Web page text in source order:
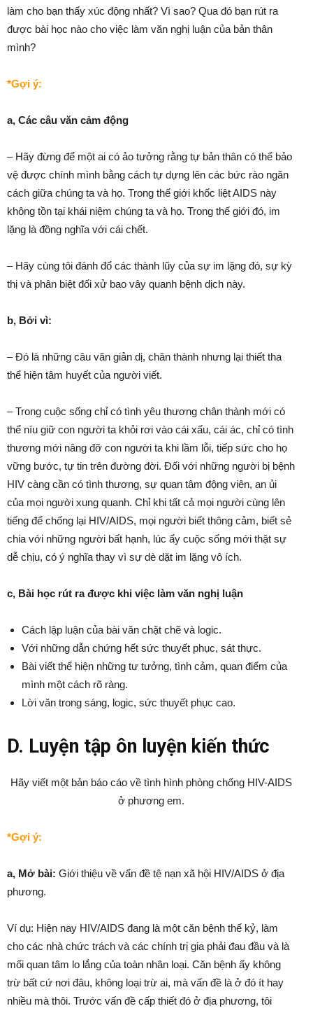
làm cho bạn thấy xúc động nhất? Vì sao? Qua đó bạn rút ra
được bài học nào cho việc làm văn nghị luận của bản thân
mình?
*Gợi ý:
a, Các câu văn cảm động
– Hãy đừng để một ai có ảo tưởng rằng tự bản thân có thể bảo
vệ được chính mình bằng cách tự dựng lên các bức rào ngăn
cách giữa chúng ta và họ. Trong thế giới khốc liệt AIDS này
không tồn tại khái niệm chúng ta và họ. Trong thế giới đó, im
lặng là đồng nghĩa với cái chết.
– Hãy cùng tôi đánh đổ các thành lũy của sự im lặng đó, sự kỳ
thị và phân biệt đối xử bao vây quanh bệnh dịch này.
b, Bởi vì:
– Đó là những câu văn giản dị, chân thành nhưng lại thiết tha
thể hiện tâm huyết của người viết.
– Trong cuộc sống chỉ có tình yêu thương chân thành mới có
thể níu giữ con người ta khỏi rơi vào cái xấu, cái ác, chỉ có tình
thương mới nâng đỡ con người ta khi lầm lỗi, tiếp sức cho họ
vững bước, tự tin trên đường đời. Đối với những người bị bệnh
HIV càng cần có tình thương, sự quan tâm động viên, an ủi
của mọi người xung quanh. Chỉ khi tất cả mọi người cùng lên
tiếng để chống lại HIV/AIDS, mọi người biết thông cảm, biết sẻ
chia với những người bất hạnh, lúc ấy cuộc sống mới thật sự
dễ chịu, có ý nghĩa thay vì sự dè dặt im lặng vô ích.
c, Bài học rút ra được khi việc làm văn nghị luận
Cách lập luận của bài văn chặt chẽ và logic.
Với những dẫn chứng hết sức thuyết phục, sát thực.
Bài viết thể hiện những tư tưởng, tình cảm, quan điểm của
mình một cách rõ ràng.
Lời văn trong sáng, logic, sức thuyết phục cao.
D. Luyện tập ôn luyện kiến thức
Hãy viết một bản báo cáo về tình hình phòng chống HIV-AIDS
ở phương em.
*Gợi ý:
a, Mở bài: Giới thiệu về vấn đề tệ nạn xã hội HIV/AIDS ở địa
phương.
Ví dụ: Hiện nay HIV/AIDS đang là một căn bệnh thế kỷ, làm
cho các nhà chức trách và các chính trị gia phải đau đầu và là
mối quan tâm lo lắng của toàn nhân loại. Căn bệnh ấy không
trừ bất cứ nơi đâu, không loại trừ ai, mà vấn đề là ở đó ít hay
nhiều mà thôi. Trước vấn đề cấp thiết đó ở địa phương, tôi